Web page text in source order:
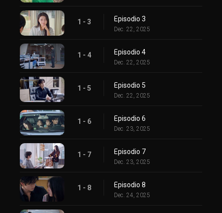
1 - 3 Episodio 3
Dec. 22, 2025
1 - 4 Episodio 4
Dec. 22, 2025
1 - 5 Episodio 5
Dec. 22, 2025
1 - 6 Episodio 6
Dec. 23, 2025
1 - 7 Episodio 7
Dec. 23, 2025
1 - 8 Episodio 8
Dec. 24, 2025